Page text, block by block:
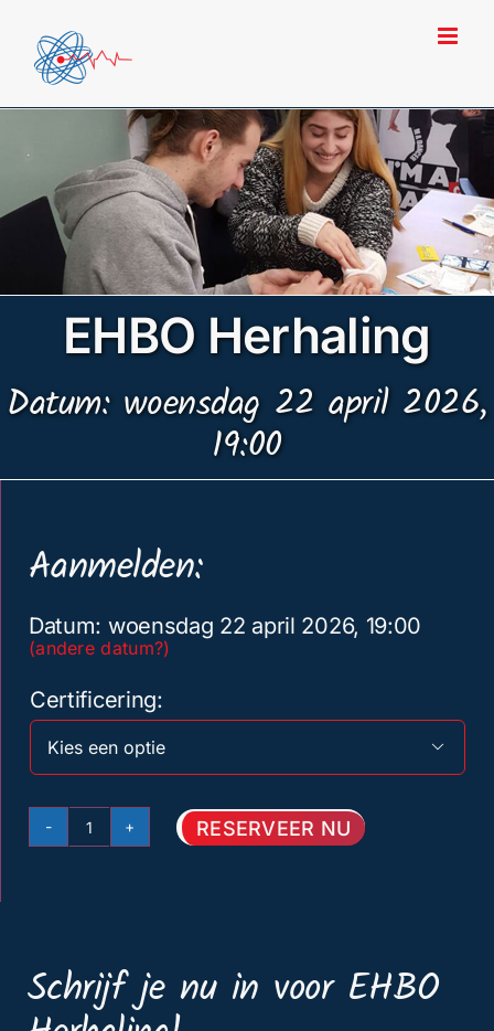
naar
inhoud
EHBO Herhaling
Datum: woensdag 22 april 2026,
19:00
Schrijf je nu in voor EHBO
Aanmelden:
Datum: woensdag 22 april 2026, 19:00
(andere datum?)
Certificering

Herhaling
aantal
RESERVEER NU